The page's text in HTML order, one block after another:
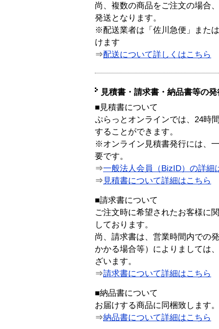
尚、複数の商品をご注文の場合
発送となります。
※配送業者は「佐川急便」また
けます
⇒配送について詳しくはこちら
見積書・請求書・納品書等の
■見積書について
ぷらっとオンラインでは、24時
することができます。
※オンライン見積書発行には、
要です。
⇒一般法人会員（BizID）の詳細
⇒ 見積書について詳細はこちら
■請求書について
ご注文時に希望されたお客様に
しております。
尚、請求書は、営業時間内での
かかる場合等）によりましては
ざいます。
⇒請求書について詳細はこちら
■納品書について
お届けする商品に同梱致します。
⇒納品書について詳細はこちら